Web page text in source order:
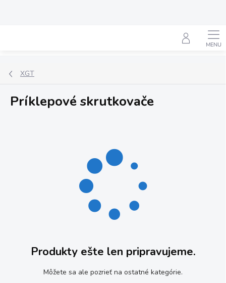
Hľadať
XGT
Príklepové skrutkovače
Produkty ešte len pripravujeme.
Môžete sa ale pozrieť na ostatné kategórie.